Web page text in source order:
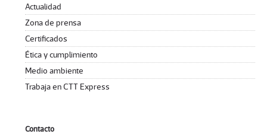
Actualidad
Zona de prensa
Certificados
Ética y cumplimiento
Medio ambiente
Trabaja en CTT Express
Contacto